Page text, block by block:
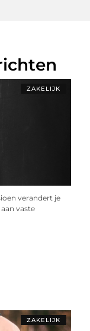
ZAKELIJK
verandert je
vaste
ZAKELIJK